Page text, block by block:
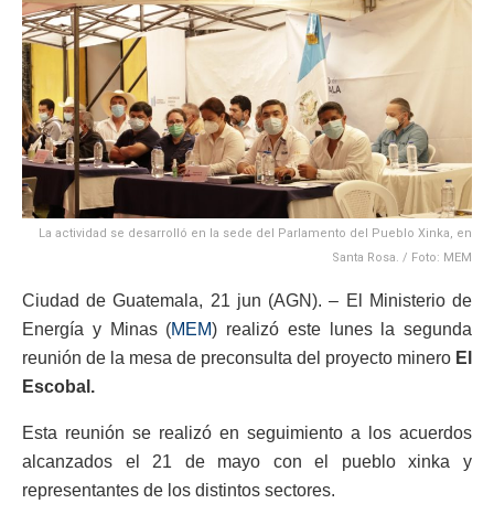
La actividad se desarrolló en la sede del Parlamento del Pueblo Xinka, en
Santa Rosa. / Foto: MEM
Ciudad de Guatemala, 21 jun (AGN). – El Ministerio de
Energía y Minas (MEM) realizó este lunes la segunda
reunión de la mesa de preconsulta del proyecto minero El
Escobal.
Esta reunión se realizó en seguimiento a los acuerdos
alcanzados el 21 de mayo con el pueblo xinka y
representantes de los distintos sectores.